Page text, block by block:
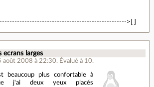
>[ ]
ecrans larges
août 2008 à 22:30. Évalué à 10.
beaucoup plus confortable à
j'ai deux yeux placés